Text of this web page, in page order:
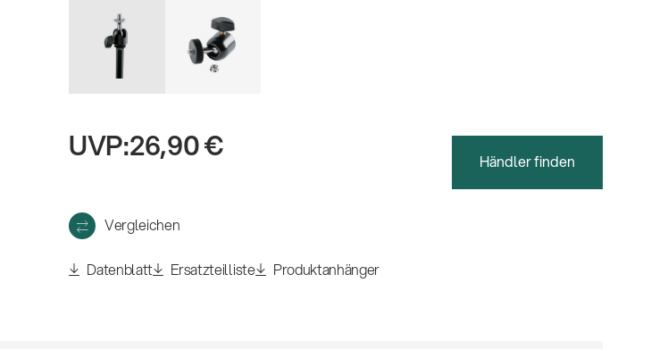
UVP:26,90 € Händler finden
Vergleichen
Datenblatt Ersatzteilliste Produktanhänger